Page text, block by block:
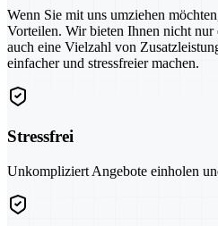
Wenn Sie mit uns umziehen
Vorteilen. Wir bieten Ihnen nicht nur
auch eine Vielzahl von
einfacher und stressfreier machen.
Stressfrei
Unkompliziert Angebote einholen